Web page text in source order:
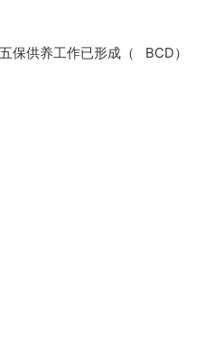
保供养工作已形成（ BCD）